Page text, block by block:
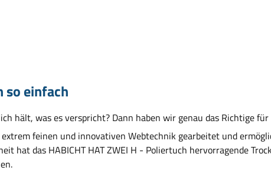
einfach
hält, was es verspricht? Dann haben wir genau das Richtige für
feinen und innovativen Webtechnik gearbeitet und
hat das HABICHT HAT ZWEI H - Poliertuch hervorragende